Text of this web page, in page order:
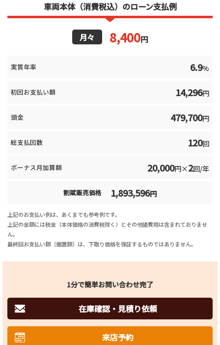
車両本体（消費税込）のローン支払例
月々 8,400円
実質年率 6.9%
初回お支払い額 14,296円
頭金 479,700円
総支払回数 120回
ボーナス月加算額 20,000円×2回/年
割賦販売価格 1,893,596円
上記のお支払い例は、あくまでも参考例です。
上記の金額には税金（本体価格の消費税除く）とその他諸費用は含まれておりませ
ん。
最終回お支払い額（据置額）は、下取り価格を保証するものではありません。
1分で簡単お問い合わせ完了
在庫確認・見積り依頼
来店予約